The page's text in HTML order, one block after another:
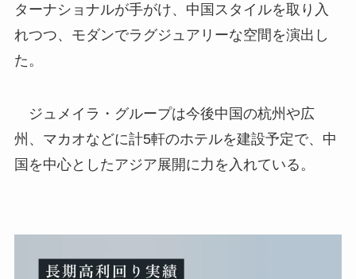
ターナショナルが手がけ、中国スタイルを取り入
れつつ、モダンでラグジュアリーな空間を演出し
た。
ジュメイラ・グループは今後中国の杭州や広
州、マカオなどに計5軒のホテルを建設予定で、中
国を中心としたアジア展開に力を入れている。